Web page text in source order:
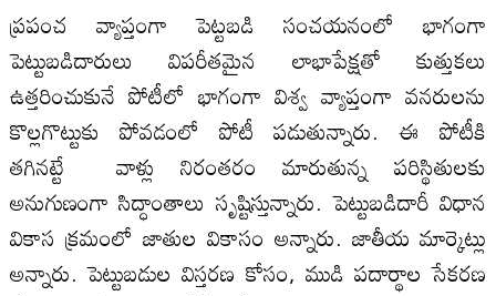
ప్రపంచ వ్యాప్తంగా పెట్టబడి సంచయనంలో భాగంగా
పెట్టుబడిదారులు విపరీతమైన లాభాపేక్షతో కుత్తుకలు
ఉత్తరించుకునే పోటీలో భాగంగా విశ్వ వ్యాప్తంగా వనరులను
కొల్లగొట్టుకు పోవడంలో పోటీ పడుతున్నారు. ఈ పోటీకి
తగినట్టే వాళ్లు నిరంతరం మారుతున్న పరిస్థితులకు
అనుగుణంగా సిద్ధాంతాలు సృష్టిస్తున్నారు. పెట్టుబడిదారీ విధాన
వికాస క్రమంలో జాతుల వికాసం అన్నారు. జాతీయ మార్కెట్లు
అన్నారు. పెట్టుబడుల విస్తరణ కోసం, ముడి పదార్థాల సేకరణ